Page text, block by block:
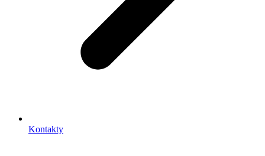
Kontakty